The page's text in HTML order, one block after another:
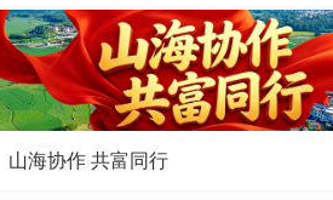
山海协作 共富同行